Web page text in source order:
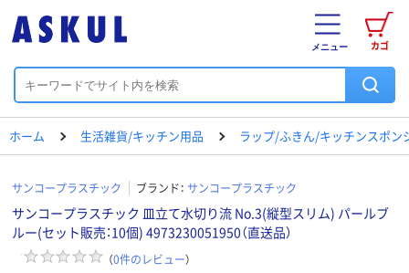
カゴ
メニュー
ホーム 生活雑貨/キッチン用品 ラップ/ふきん/キッチンスポン
サンコープラスチック ブランド： サンコープラスチック
サンコープラスチック 皿立て水切り流 No.3(縦型スリム) パールブ
ルー(セット販売：10個) 4973230051950（直送品）
（0件のレビュー）